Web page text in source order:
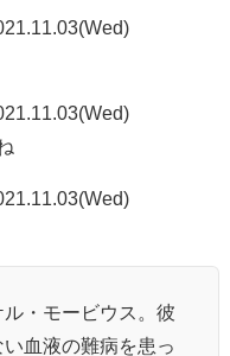
・モービウス。彼
血液の難病を患っ